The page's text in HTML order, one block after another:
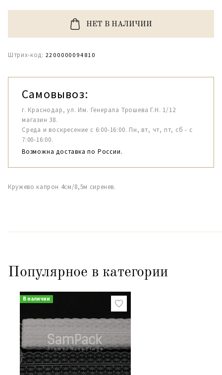
НЕТ В НАЛИЧИИ
Штрих-код: 2200000094810
Самовывоз:
г. Краснодар, ул. Им. Генерала Трошева Г.Н. 1/12
магазин 38.
Среда и воскресение с 6:00-16:00. Пн, вт, чт, пт, сб - с
7:00-16:00.
Возможна доставка по России.
Кружево капрон 4см/8,5м сиренев.
Популярное в категории
В наличии